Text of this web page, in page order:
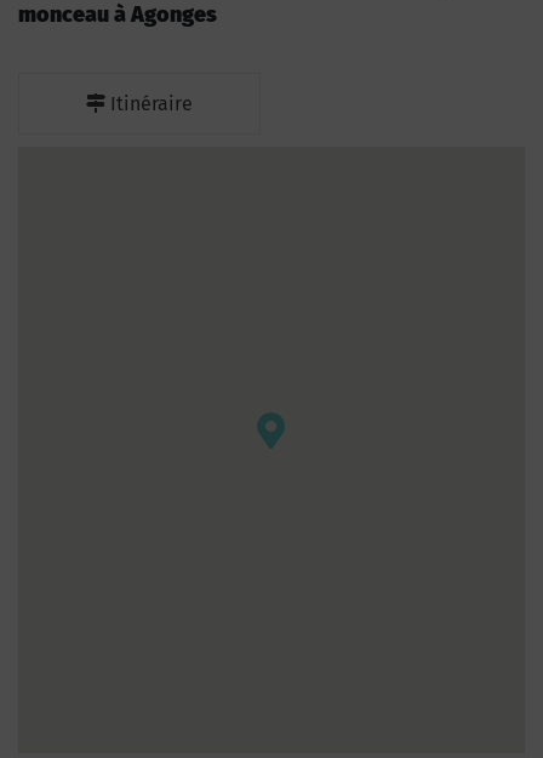
monceau à Agonges
Itinéraire